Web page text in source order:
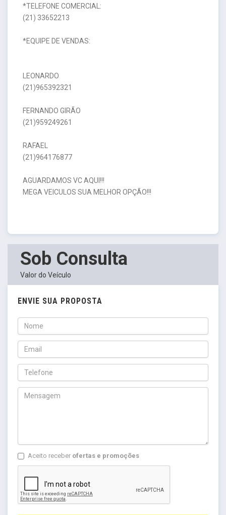
*TELEFONE COMERCIAL:
(21) 33652213
*EQUIPE DE VENDAS:
LEONARDO
(21)965392321
FERNANDO GIRÃO
(21)959249261
RAFAEL
(21)964176877
AGUARDAMOS VC AQUI!!!
MEGA VEICULOS SUA MELHOR OPÇÃO!!!
Sob Consulta
Valor do Veículo
ENVIE SUA PROPOSTA
Aceito receber ofertas e promoções